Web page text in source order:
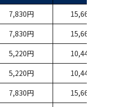
7,830円
15,660円
7,830円
15,660円
5,220円
10,440円
5,220円
10,440円
7,830円
15,660円